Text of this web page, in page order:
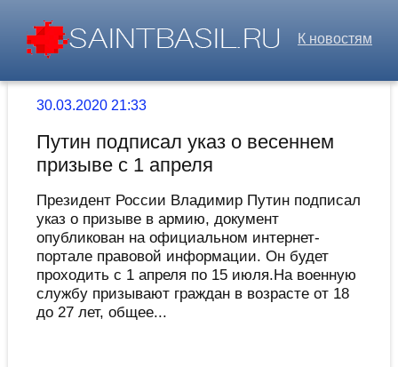
К новостям
30.03.2020 21:33
Путин подписал указ о весеннем
призыве с 1 апреля
Президент России Владимир Путин подписал
указ о призыве в армию, документ
опубликован на официальном интернет-
портале правовой информации. Он будет
проходить с 1 апреля по 15 июля.На военную
службу призывают граждан в возрасте от 18
до 27 лет, общее...